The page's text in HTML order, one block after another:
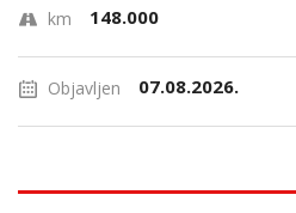
km 148.000
Objavljen 07.08.2026.